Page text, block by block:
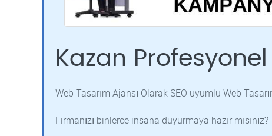
Kazan
Web Tasarım Ajansı Olarak SEO uyumlu Web
Firmanızı binlerce insana duyurmaya hazır mısınız?